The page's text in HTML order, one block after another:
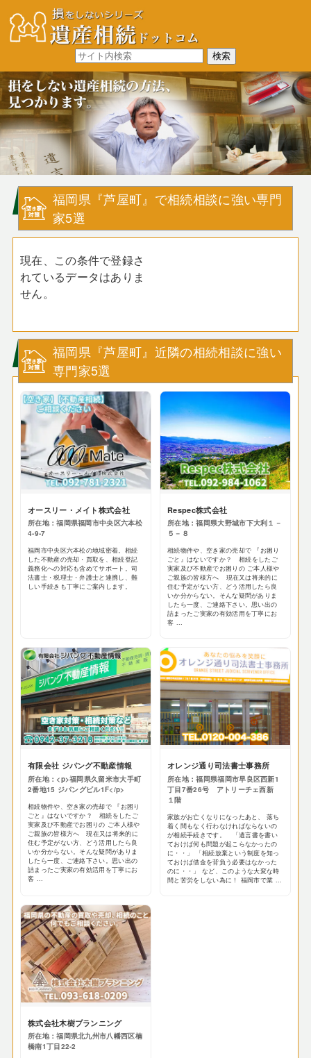
福岡県『芦屋町』で相続相談に強い専門
家5選
現在、この条件で登録さ
れているデータはありま
せん。
福岡県『芦屋町』近隣の相続相談に強い
専門家5選
オースリー・メイト株式会社
所在地：福岡県福岡市中央区六本松
4-9-7
福岡市中央区六本松の地域密着。相続
した不動産の売却・買取を、相続登記
義務化への対応も含めてサポート。司
法書士・税理士・弁護士と連携し、難
しい手続きも丁寧にご案内します。
Respec株式会社
所在地：福岡県大野城市下大利１－
５－８
相続物件や、空き家の売却で 『お困り
ごと』はないですか？ 相続をしたご
実家及び不動産でお困りの ご本人様や
ご親族の皆様方へ 現在又は将来的に
住む予定がない方、どう活用したら良
いか分からない。そんな疑問がありま
したら一度、ご連絡下さい。思い出の
詰まったご実家の有効活用を丁寧にお
客 ...
有限会社 ジパング不動産情報
所在地：<p>福岡県久留米市大手町
2番地15 ジパングビル1F</p>
相続物件や、空き家の売却で 『お困り
ごと』はないですか？ 相続をしたご
実家及び不動産でお困りの ご本人様や
ご親族の皆様方へ 現在又は将来的に
住む予定がない方、どう活用したら良
いか分からない。そんな疑問がありま
したら一度、ご連絡下さい。思い出の
詰まったご実家の有効活用を丁寧にお
客 ...
オレンジ通り司法書士事務所
所在地：福岡県福岡市早良区西新1
丁目7番26号 アトリーチェ西新
１階
家族がお亡くなりになったあと、 落ち
着く間もなく行わなければならないの
が相続手続きです。 「遺言書を書い
ておけば何も問題が起こらなかったの
に・・」 「相続放棄という制度を知っ
ておけば借金を背負う必要はなかった
のに・・」 など、このような大変な時
間と苦労をしない為に！ 福岡市で業 ...
株式会社木樹プランニング
所在地：福岡県北九州市八幡西区楠
橋南1丁目22-2